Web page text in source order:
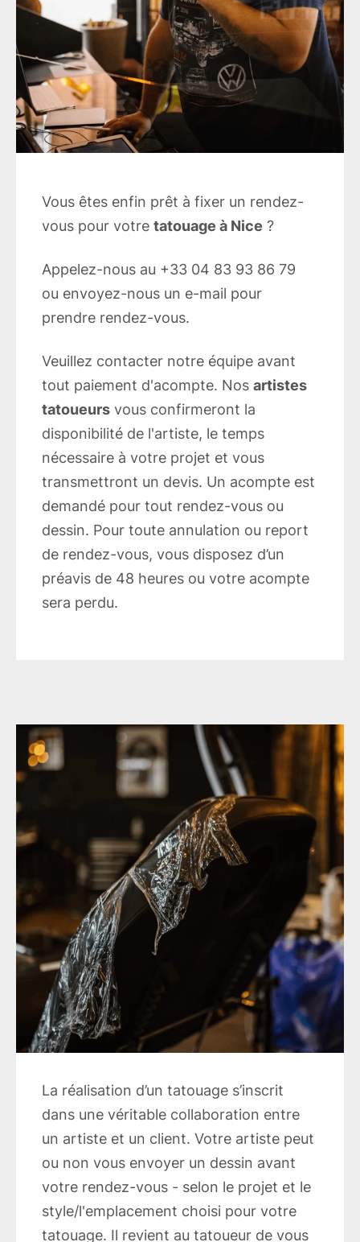
Vous êtes enfin prêt à fixer un rendez-
vous pour votre tatouage à Nice ?
Appelez-nous au +33 04 83 93 86 79
ou envoyez-nous un e-mail pour
prendre rendez-vous.
Veuillez contacter notre équipe avant
tout paiement d'acompte. Nos artistes
tatoueurs vous confirmeront la
disponibilité de l'artiste, le temps
nécessaire à votre projet et vous
transmettront un devis. Un acompte est
demandé pour tout rendez-vous ou
dessin. Pour toute annulation ou report
de rendez-vous, vous disposez d’un
préavis de 48 heures ou votre acompte
sera perdu.
La réalisation d’un tatouage s’inscrit
dans une véritable collaboration entre
un artiste et un client. Votre artiste peut
ou non vous envoyer un dessin avant
votre rendez-vous - selon le projet et le
style/l'emplacement choisi pour votre
tatouage. Il revient au tatoueur de vous